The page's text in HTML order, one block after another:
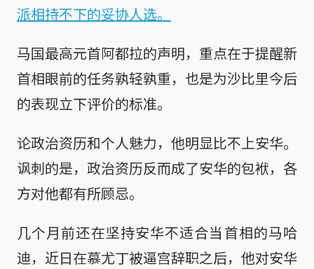
派相持不下的妥协人选。
马国最高元首阿都拉的声明，重点在于提醒新
首相眼前的任务孰轻孰重，也是为沙比里今后
的表现立下评价的标准。
论政治资历和个人魅力，他明显比不上安华。
讽刺的是，政治资历反而成了安华的包袱，各
方对他都有所顾忌。
几个月前还在坚持安华不适合当首相的马哈
迪，近日在慕尤丁被逼宫辞职之后，他对安华